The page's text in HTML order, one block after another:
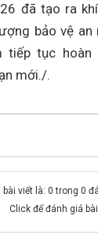
đã tạo ra
bảo vệ
tiếp tục
mới./.
viết là: 0 trong 0
Click để đánh giá